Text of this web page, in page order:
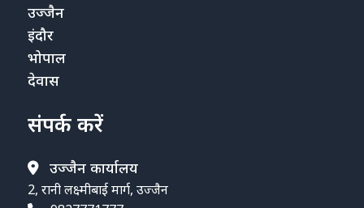
उज्जैन
इंदौर
भोपाल
देवास
संपर्क करें
उज्जैन कार्यालय
2, रानी लक्ष्मीबाई मार्ग, उज्जैन